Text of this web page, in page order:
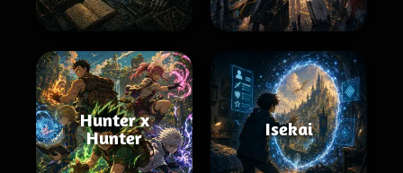
Hunter x
Hunter
Isekai